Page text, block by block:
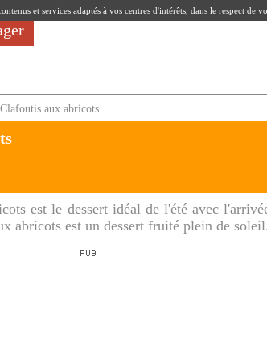
Clafoutis aux abricots
est le dessert idéal de l'été avec
abricots est un dessert fruité plein de soleil.
et services adaptés à vos centres d'intérêts, dans le respect de